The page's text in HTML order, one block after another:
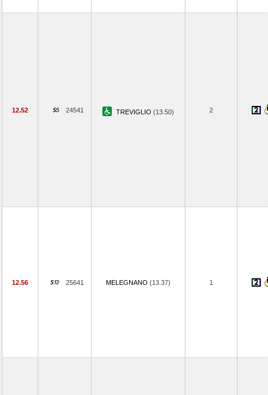
12.52 24541 TREVIGLIO (13.50) 2
12.56 25641 MELEGNANO (13.37) 1